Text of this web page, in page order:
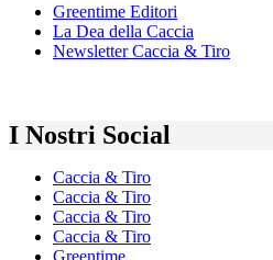
Greentime Editori
La Dea della Caccia
Newsletter Caccia & Tiro
I Nostri Social
Caccia & Tiro
Caccia & Tiro
Caccia & Tiro
Caccia & Tiro
Greentime